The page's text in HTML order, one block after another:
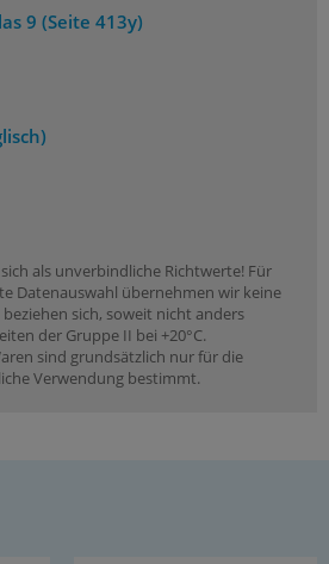
9 (Seite 413y)
als unverbindliche Richtwerte! Für
Datenauswahl übernehmen wir keine
sich, soweit nicht anders
der Gruppe II bei +20°C.
sind grundsätzlich nur für die
Verwendung bestimmt.